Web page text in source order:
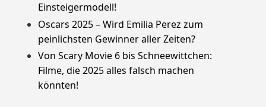
Einsteigermodell!
Oscars 2025 – Wird Emilia Perez zum
peinlichsten Gewinner aller Zeiten?
Von Scary Movie 6 bis Schneewittchen:
Filme, die 2025 alles falsch machen
könnten!